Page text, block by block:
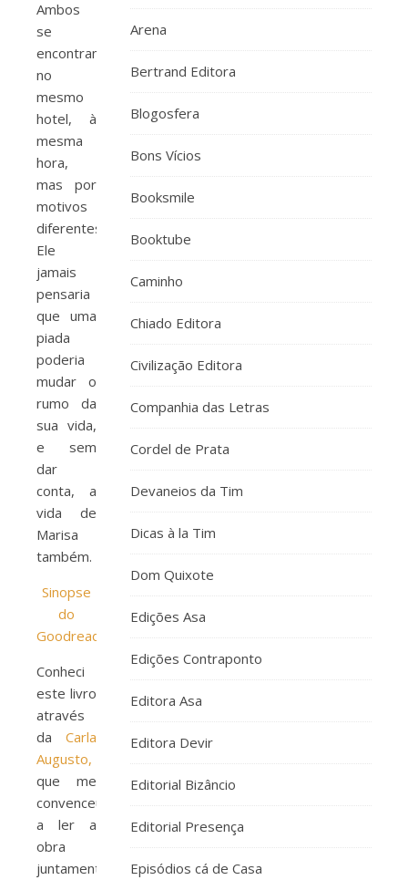
Ambos
se
encontram
no
mesmo
hotel, à
mesma
hora,
mas por
motivos
diferentes.
Ele
jamais
pensaria
que uma
piada
poderia
mudar o
rumo da
sua vida,
e sem
dar
conta, a
vida de
Marisa
também.
Sinopse
do
Goodreads
Conheci
este livro
através
da Carla
Augusto,
que me
convenceu
a ler a
obra
juntamente
Arena
Bertrand Editora
Blogosfera
Bons Vícios
Booksmile
Booktube
Caminho
Chiado Editora
Civilização Editora
Companhia das Letras
Cordel de Prata
Devaneios da Tim
Dicas à la Tim
Dom Quixote
Edições Asa
Edições Contraponto
Editora Asa
Editora Devir
Editorial Bizâncio
Editorial Presença
Episódios cá de Casa